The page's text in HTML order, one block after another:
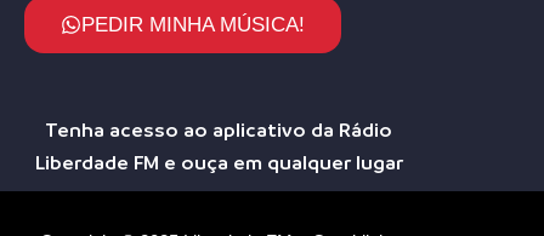
PEDIR MINHA MÚSICA!
Tenha acesso ao aplicativo da Rádio
Liberdade FM e ouça em qualquer lugar